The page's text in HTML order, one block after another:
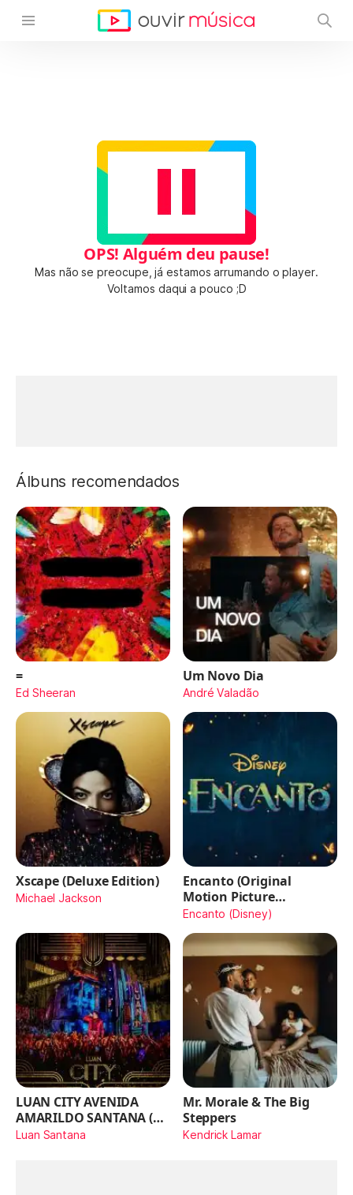
OPS! Alguém deu pause!
Mas não se preocupe, já estamos arrumando o player.
Voltamos daqui a pouco ;D
Álbuns recomendados
=
Ed Sheeran
Um Novo Dia
André Valadão
Xscape (Deluxe Edition)
Michael Jackson
Encanto (Original
Motion Picture
Soundtrack)
Encanto (Disney)
LUAN CITY AVENIDA
AMARILDO SANTANA (Ao
Vivo)
Luan Santana
Mr. Morale & The Big
Steppers
Kendrick Lamar